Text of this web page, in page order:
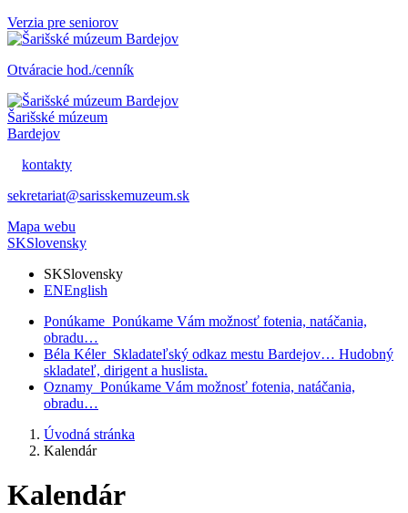
Verzia pre seniorov
Otváracie hod./cenník
Šarišské múzeum
Bardejov
kontakty
sekretariat@sarisskemuzeum.sk
Mapa webu
SKSlovensky
SKSlovensky
ENEnglish
Ponúkame Ponúkame Vám možnosť fotenia, natáčania,
obradu…
Béla Kéler Skladateľský odkaz mestu Bardejov… Hudobný
skladateľ, dirigent a huslista.
Oznamy Ponúkame Vám možnosť fotenia, natáčania,
obradu…
Úvodná stránka
Kalendár
Kalendár